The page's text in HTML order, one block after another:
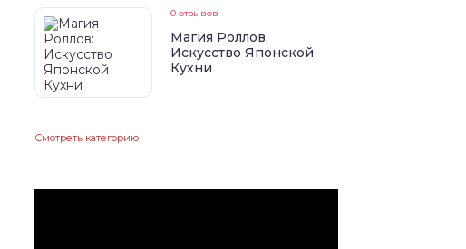
0 отзывов
Магия Роллов:
Искусство Японской
Кухни
Смотреть категорию